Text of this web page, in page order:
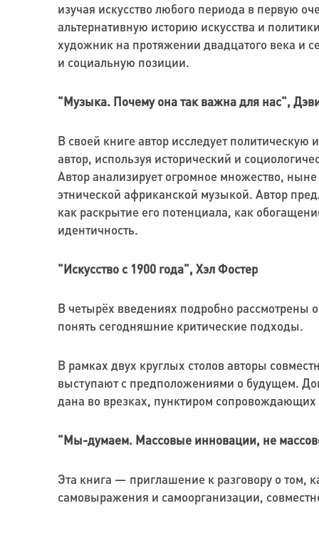
изучая искусство любого периода в первую
альтернативную историю искусства и
художник на протяжении двадцатого века и
и социальную позиции.
"Музыка. Почему она так важна для нас",
В своей книге автор исследует
автор, используя исторический и
Автор анализирует огромное множество,
этнической африканской музыкой. Автор
как раскрытие его потенциала, как
идентичность.
"Искусство с 1900 года", Хэл Фостер
В четырёх введениях подробно рассмотрены
понять сегодняшние критические подходы.
В рамках двух круглых столов авторы
выступают с предположениями о будущем.
дана во врезках, пунктиром сопровождающих
"Мы-думаем. Массовые инновации, не
Эта книга — приглашение к разговору о том,
самовыражения и самоорганизации,